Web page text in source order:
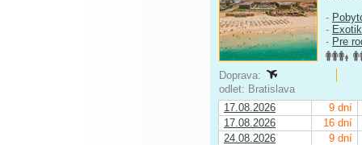
-
-
- Pre
Doprava:
odlet: Bratislava
17.08.2026
9 dní
17.08.2026
16 dní
24.08.2026
9 dní